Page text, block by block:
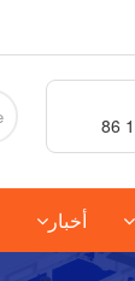
أخبار